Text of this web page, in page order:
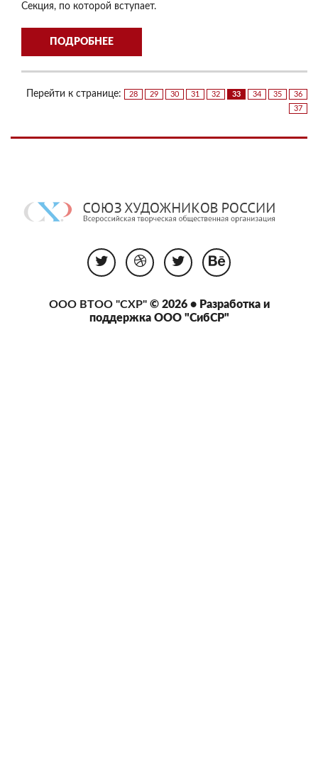
Секция, по которой вступает.
ПОДРОБНЕЕ
Перейти к странице: 28 29 30 31 32 33 34 35
36
37
ООО ВТОО "СХР"© 2026 • Разработка и
поддержка ООО "СибСР"